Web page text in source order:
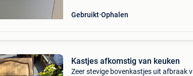
Gebruikt Ophalen
Kastjes afkomstig van keuken
Zeer stevige bovenkastjes uit afbraak